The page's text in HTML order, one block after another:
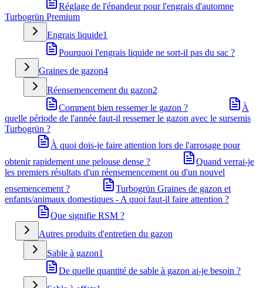
Réglage de l'épandeur pour l'engrais d'automne
Turbogrün Premium
Engrais liquide1
Pourquoi l'engrais liquide ne sort-il pas du sac ?
Graines de gazon4
Réensemencement du gazon2
Comment bien ressemer le gazon ?
À
quelle période de l'année faut-il ressemer le gazon avec le sursemis
Turbogrün ?
À quoi dois-je faire attention lors de l'arrosage pour
obtenir rapidement une pelouse dense ?
Quand verrai-je
les premiers résultats d'un réensemencement ou d'un nouvel
ensemencement ?
Turbogrün Graines de gazon et
enfants/animaux domestiques - A quoi faut-il faire attention ?
Que signifie RSM ?
Autres produits d'entretien du gazon
Sable à gazon1
De quelle quantité de sable à gazon ai-je besoin ?